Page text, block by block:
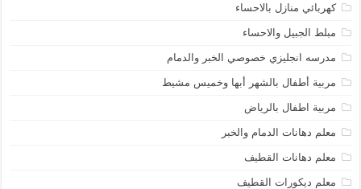
كهربائي منازل بالاحساء
مبلط الجبيل والاحساء
مدرسه انجليزي خصوصي الخبر والدمام
مربية أطفال بالشهر أبها وخميس مشيط
مربية اطفال بالرياض
معلم دهانات الدمام والخبر
معلم دهانات القطيف
معلم ديكورات القطيف